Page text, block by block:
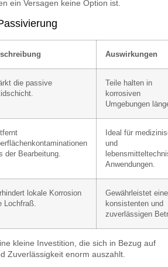
ein Versagen keine Option ist.
Auswirkungen
die passive
Teile halten in
korrosiven
Umgebungen
der Bearbeitung.
Ideal für
und
Anwendungen.
lokale Korrosion
Lochfraß.
Gewährleistet
konsistenten und
zuverlässigen
kleine Investition, die sich in Bezug auf
Zuverlässigkeit enorm auszahlt.